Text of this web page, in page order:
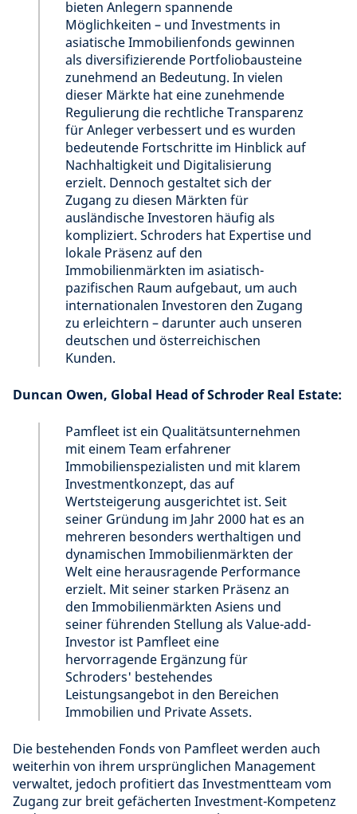
bieten Anlegern spannende
Möglichkeiten – und Investments in
asiatische Immobilienfonds gewinnen
als diversifizierende Portfoliobausteine
zunehmend an Bedeutung. In vielen
dieser Märkte hat eine zunehmende
Regulierung die rechtliche Transparenz
für Anleger verbessert und es wurden
bedeutende Fortschritte im Hinblick auf
Nachhaltigkeit und Digitalisierung
erzielt. Dennoch gestaltet sich der
Zugang zu diesen Märkten für
ausländische Investoren häufig als
kompliziert. Schroders hat Expertise und
lokale Präsenz auf den
Immobilienmärkten im asiatisch-
pazifischen Raum aufgebaut, um auch
internationalen Investoren den Zugang
zu erleichtern – darunter auch unseren
deutschen und österreichischen
Kunden.
Duncan Owen, Global Head of Schroder Real Estate:
Pamfleet ist ein Qualitätsunternehmen
mit einem Team erfahrener
Immobilienspezialisten und mit klarem
Investmentkonzept, das auf
Wertsteigerung ausgerichtet ist. Seit
seiner Gründung im Jahr 2000 hat es an
mehreren besonders werthaltigen und
dynamischen Immobilienmärkten der
Welt eine herausragende Performance
erzielt. Mit seiner starken Präsenz an
den Immobilienmärkten Asiens und
seiner führenden Stellung als Value-add-
Investor ist Pamfleet eine
hervorragende Ergänzung für
Schroders' bestehendes
Leistungsangebot in den Bereichen
Immobilien und Private Assets.
Die bestehenden Fonds von Pamfleet werden auch
weiterhin von ihrem ursprünglichen Management
verwaltet, jedoch profitiert das Investmentteam vom
Zugang zur breit gefächerten Investment-Kompetenz